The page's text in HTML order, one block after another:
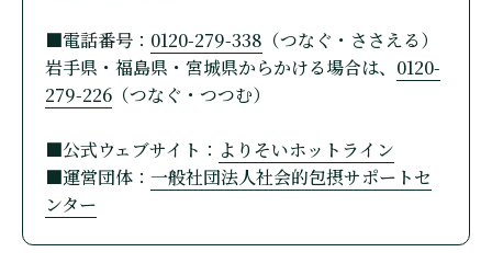
■電話番号： 0120-279-338 （つなぐ・ささえる）
岩手県・福島県・宮城県からかける場合は、 0120-
279-226 （つなぐ・つつむ）
■公式ウェブサイト： よりそいホットライン
■運営団体： 一般社団法人社会的包摂サポートセ
ンター